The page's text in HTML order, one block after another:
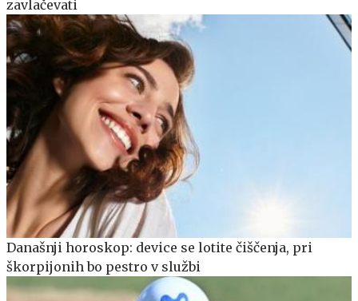
zavlačevati
Današnji horoskop: device se lotite čiščenja, pri
škorpijonih bo pestro v službi